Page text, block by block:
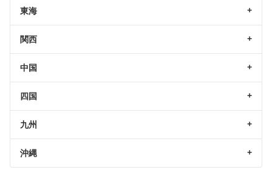
東海
関西
中国
四国
九州
沖縄